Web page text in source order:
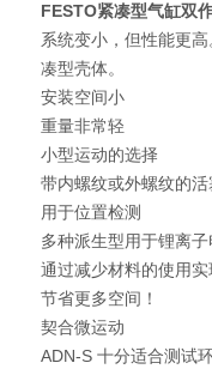
FESTO紧凑型气缸双
系统变小，但性能更
凑型壳体。
安装空间小
重量非常轻
小型运动的选择
带内螺纹或外螺纹的活
用于位置检测
多种派生型用于锂离
通过减少材料的使用
节省更多空间！
契合微运动
ADN-S 十分适合测试